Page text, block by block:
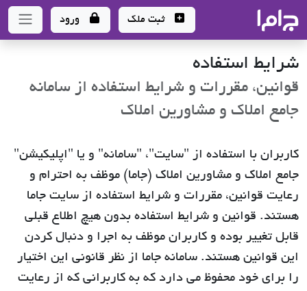
- سامانه جامع املاک و مشاورین املاک
ثبت ملک ورود
شرایط استفاده
قوانین، مقررات و شرایط استفاده از سامانه
جامع املاک و مشاورین املاک
کاربران با استفاده از "سایت"، "سامانه" و یا "اپلیکیشن"
جامع املاک و مشاورین املاک (جاما) موظف به احترام و
رعایت قوانین، مقررات و شرایط استفاده از سایت جاما
هستند. قوانین و شرایط استفاده بدون هیچ اطلاع قبلی
قابل تغییر بوده و کاربران موظف به اجرا و دنبال کردن
این قوانین هستند. سامانه جاما از نظر قانونی این اختیار
را برای خود محفوظ می دارد که به کاربرانی که از رعایت